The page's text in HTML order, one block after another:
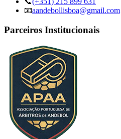
📧aandebollisboa@gmail.com
Parceiros Institucionais